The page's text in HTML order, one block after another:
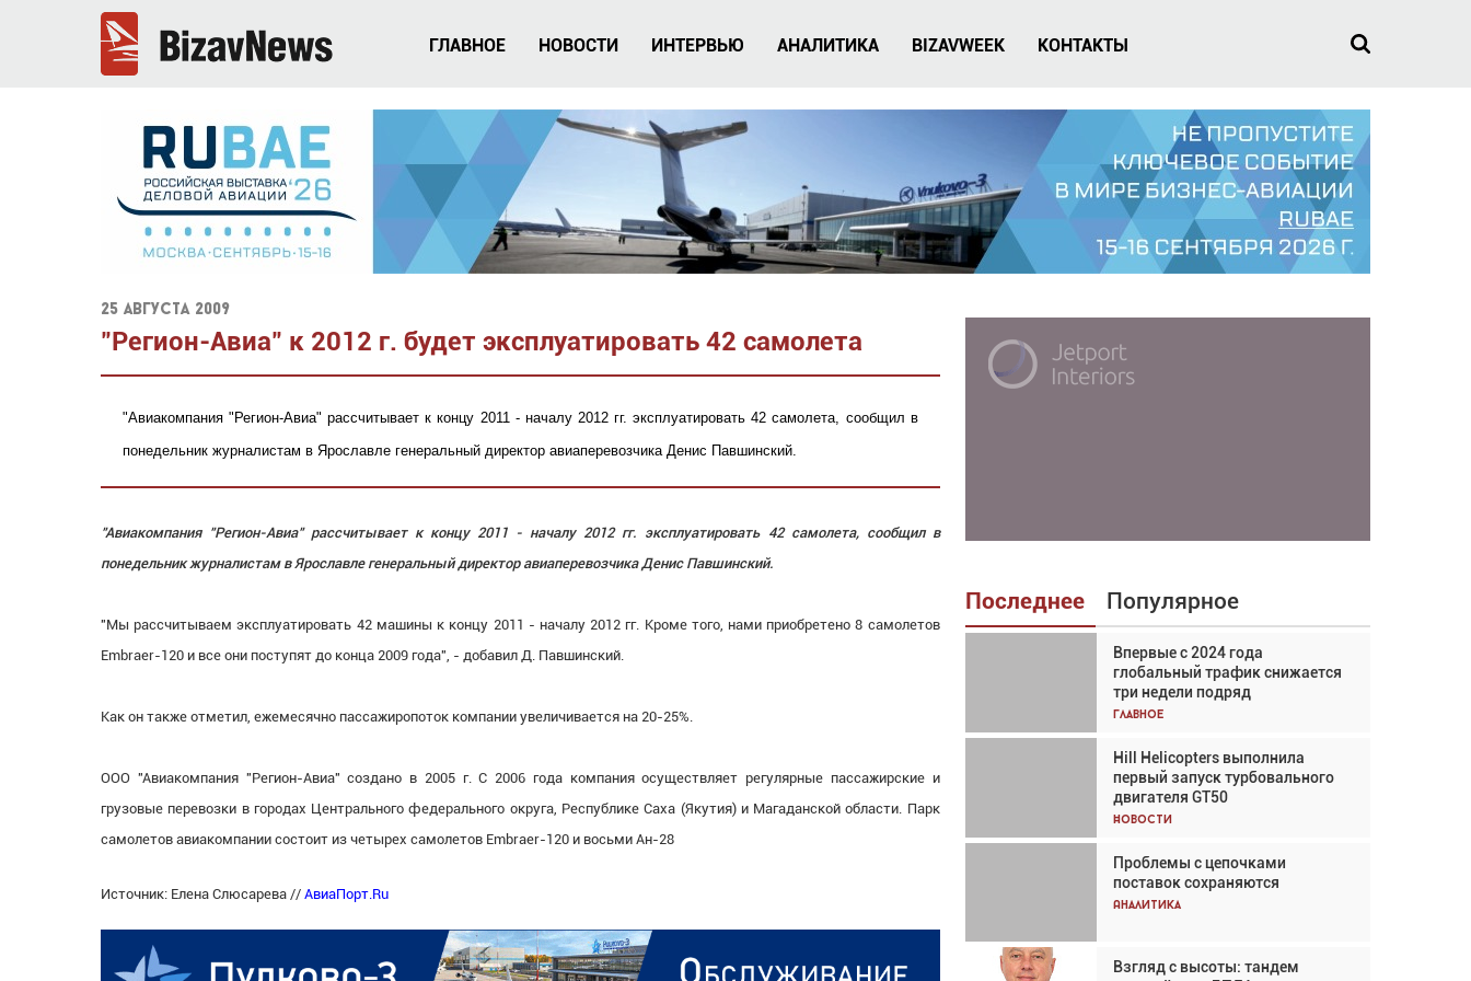
ГЛАВНОЕ НОВОСТИ ИНТЕРВЬЮ АНАЛИТИКА BIZAVWEEK КОНТАКТЫ
25 августа 2009
"Регион-Авиа" к 2012 г. будет эксплуатировать 42 самолета
"Авиакомпания "Регион-Авиа" рассчитывает к концу 2011 - началу 2012 гг. эксплуатировать 42 самолета, сообщил в
понедельник журналистам в Ярославле генеральный директор авиаперевозчика Денис Павшинский.
"Авиакомпания "Регион-Авиа" рассчитывает к концу 2011 - началу 2012 гг. эксплуатировать 42 самолета, сообщил в
понедельник журналистам в Ярославле генеральный директор авиаперевозчика Денис Павшинский.
"Мы рассчитываем эксплуатировать 42 машины к концу 2011 - началу 2012 гг. Кроме того, нами приобретено 8 самолетов
Embraer-120 и все они поступят до конца 2009 года", - добавил Д. Павшинский.
Как он также отметил, ежемесячно пассажиропоток компании увеличивается на 20-25%.
ООО "Авиакомпания "Регион-Авиа" создано в 2005 г. С 2006 года компания осуществляет регулярные пассажирские и
грузовые перевозки в городах Центрального федерального округа, Республике Саха (Якутия) и Магаданской области. Парк
самолетов авиакомпании состоит из четырех самолетов Embraer-120 и восьми Ан-28
Источник: Елена Слюсарева // АвиаПорт.Ru
Последнее Популярное
Впервые с 2024 года
глобальный трафик снижается
три недели подряд
Главное
Hill Helicopters выполнила
первый запуск турбовального
двигателя GT50
Новости
Проблемы с цепочками
поставок сохраняются
Аналитика
Взгляд с высоты: тандем
Взгляд с высоты: тандем
вертолётов и БПЛА в
спасательных операциях
Главное
Авиационный фотограф Дэйв
Кох: «Фотография говорит сама
за себя... а ИИ всё портит»
Новости
Впервые с 2024 года
глобальный трафик снижается
три недели подряд
Частный самолёт – это актив.